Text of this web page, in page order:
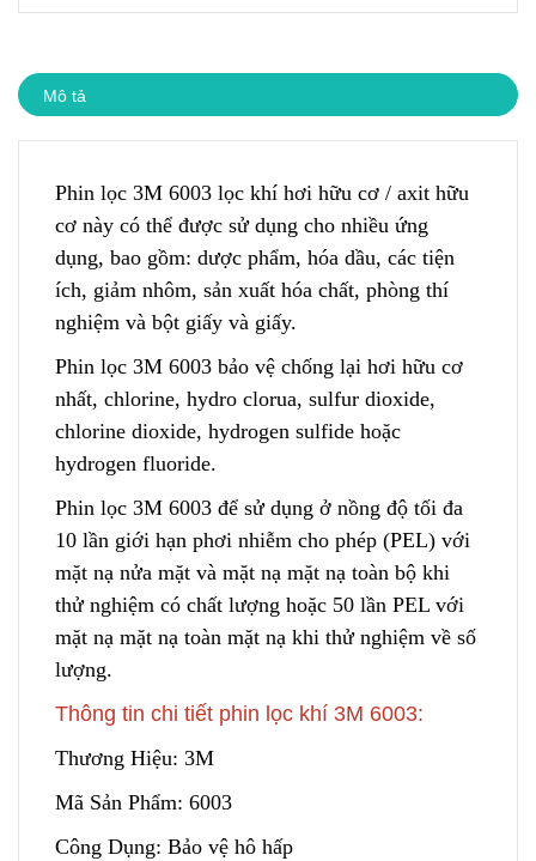
Mô tả
Phin lọc 3M 6003 lọc khí hơi hữu cơ / axit hữu
cơ này có thể được sử dụng cho nhiều ứng
dụng, bao gồm: dược phẩm, hóa dầu, các tiện
ích, giảm nhôm, sản xuất hóa chất, phòng thí
nghiệm và bột giấy và giấy.
Phin lọc 3M 6003 bảo vệ chống lại hơi hữu cơ
nhất, chlorine, hydro clorua, sulfur dioxide,
chlorine dioxide, hydrogen sulfide hoặc
hydrogen fluoride.
Phin lọc 3M 6003 để sử dụng ở nồng độ tối đa
10 lần giới hạn phơi nhiễm cho phép (PEL) với
mặt nạ nửa mặt và mặt nạ mặt nạ toàn bộ khi
thử nghiệm có chất lượng hoặc 50 lần PEL với
mặt nạ mặt nạ toàn mặt nạ khi thử nghiệm về số
lượng.
Thông tin chi tiết phin lọc khí 3M 6003:
Thương Hiệu: 3M
Mã Sản Phẩm: 6003
Công Dụng: Bảo vệ hô hấp